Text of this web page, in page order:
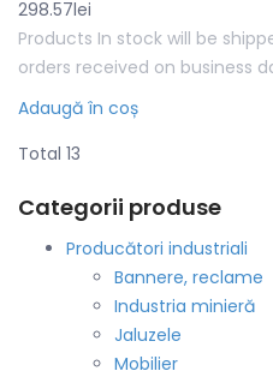
298.57lei
Products In stock will be
orders received on business
Adaugă în coș
Total 13
Categorii produse
Producători industriali
Bannere, reclame
Industria minieră
Jaluzele
Mobilier